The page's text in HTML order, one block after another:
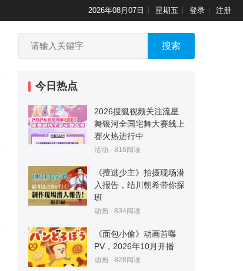
2026年08月07日 星期五 登录 注册
搜索
今日热点
2026搜狐视频关注流星
舞银河全国宅舞大赛线上
赛火热进行中
活动 · 816阅读
《擅逃少主》拍摄现场潜
入报告，结川朝希带你探
班
动画 · 834阅读
《面包小偷》动画首曝
PV，2026年10月开播
动画 · 828阅读